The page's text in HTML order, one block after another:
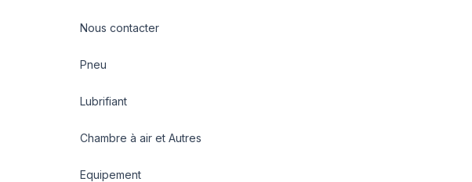
Nous contacter
Pneu
Lubrifiant
Chambre à air et Autres
Equipement